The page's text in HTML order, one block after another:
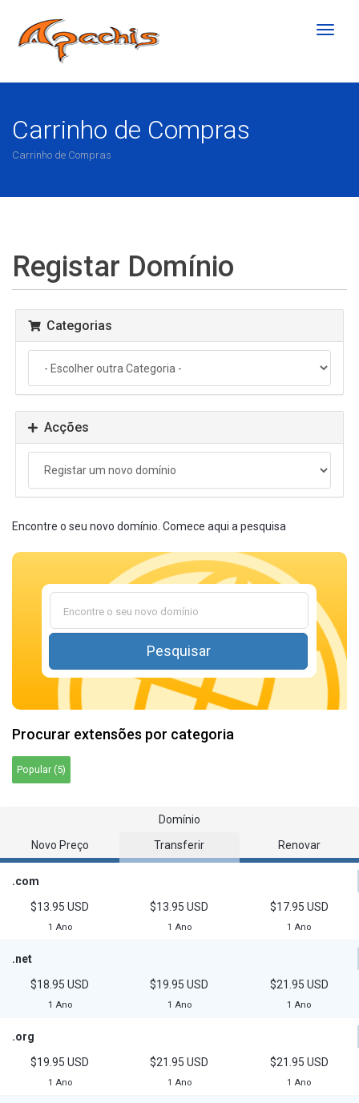
Carrinho de Compras
Carrinho de Compras
Registar Domínio
Categorias
Acções
Encontre o seu novo domínio. Comece aqui a pesquisa
Pesquisar
Procurar extensões por categoria
Popular (5)
Domínio
Novo Preço
Transferir Renovar
.com
$13.95 USD
1 Ano
$13.95 USD
1 Ano
$17.95 USD
1 Ano
.net
$18.95 USD
1 Ano
$19.95 USD
1 Ano
$21.95 USD
1 Ano
.org
$19.95 USD
1 Ano
$21.95 USD
1 Ano
$21.95 USD
1 Ano